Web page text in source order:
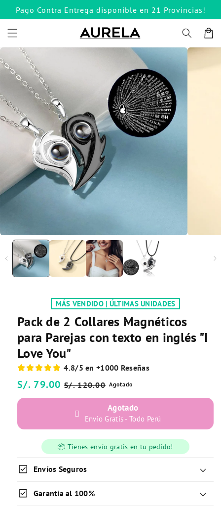
directamente
al contenido
Pago Contra Entrega disponible en 21 Provincias!
Carrito
Ir
directamente
información
del producto
MÁS VENDIDO | ÚLTIMAS UNIDADES
Pack de 2 Collares Magnéticos
para Parejas con texto en inglés "I
Love You"
4.8/5 en +1000 Reseñas
Precio
habitual
S/. 79.00 Precio
de
oferta
S/. 120.00 Agotado
Agotado
Envío Gratis - Todo Perú
📦 Tienes envío gratis en tu pedido!
check_box Envíos Seguros
check_box Garantía al 100%